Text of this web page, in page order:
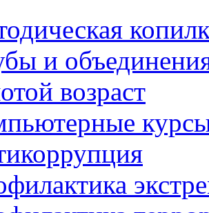
и
возраст